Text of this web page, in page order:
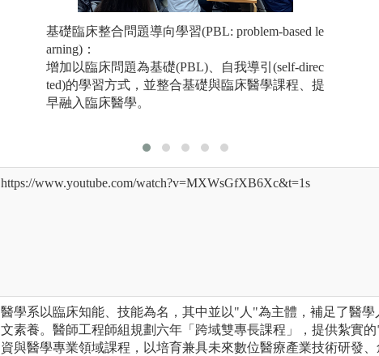
基礎臨床整合問題導向學習(PBL: problem-based le
arning)：
增加以臨床問題為基礎(PBL)、自我導引(self-direc
ted)的學習方式，並整合基礎與臨床醫學課程、提
早融入臨床醫學。
https://www.youtube.com/watch?v=MXWsGfXB6Xc&t=1s
醫學系以臨床知能、技能為名，其中並以"人"為主體，補足了醫學
文素養。醫師工程師組規劃六年「跨域雙專長課程」，提供紮實的
資與醫學專業領域課程，以培育兼具未來數位醫療產業技術研發、